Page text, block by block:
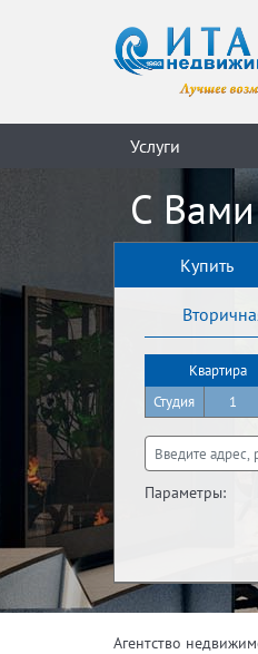
Услуги
С
Купить
Квартира
Студия
1
Параметры:
Жилая
Агентство